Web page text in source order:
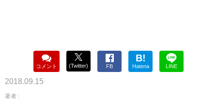
コメント (Twitter) FB
B!
Hatena LINE
2018.09.15
著者 :